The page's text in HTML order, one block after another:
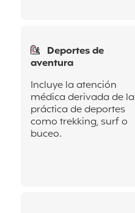
Deportes de
aventura
Incluye la atención
médica derivada de la
práctica de deportes
como trekking, surf o
buceo.